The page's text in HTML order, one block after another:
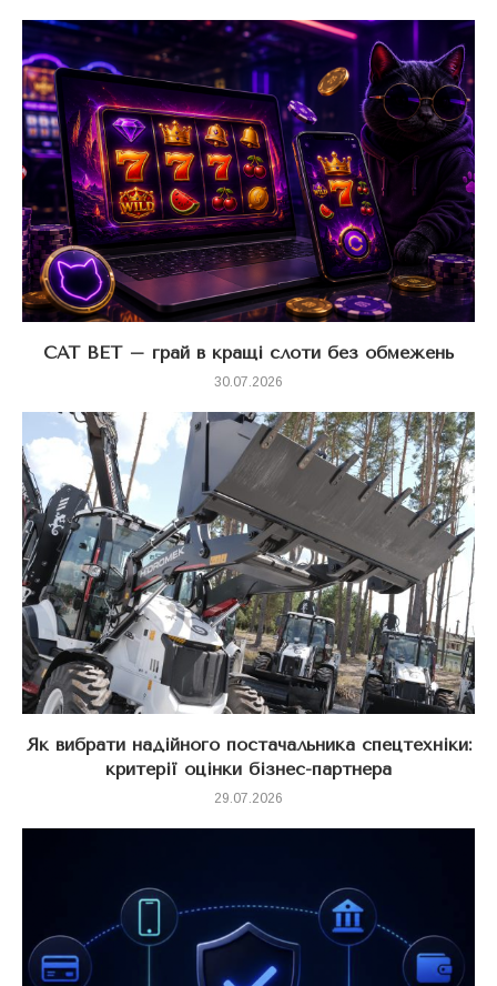
CAT BET – грай в кращі слоти без обмежень
30.07.2026
Як вибрати надійного постачальника спецтехніки:
критерії оцінки бізнес-партнера
29.07.2026